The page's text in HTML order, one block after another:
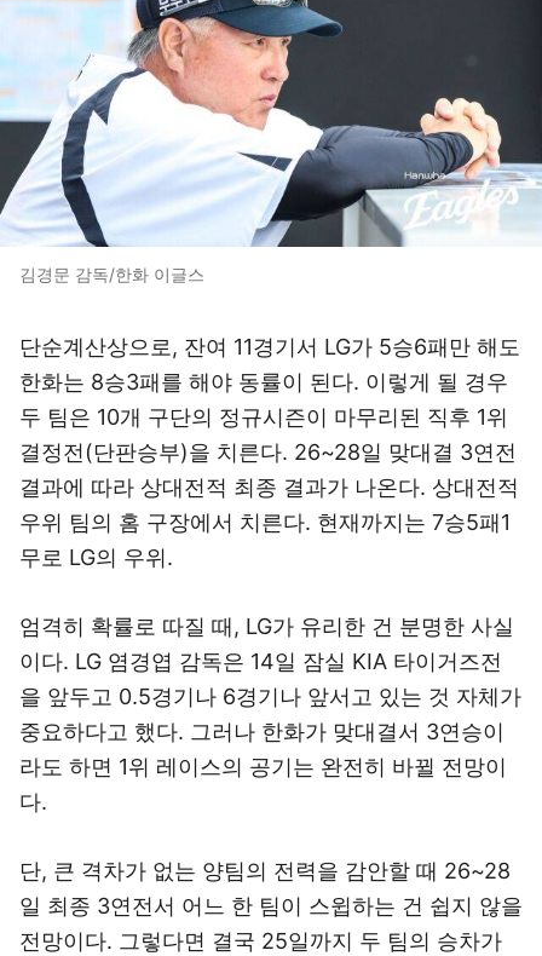
김경문 감독/한화 이글스
단순계산상으로, 잔여 11경기서 LG가 5승6패만 해도
한화는 8승3패를 해야 동률이 된다. 이렇게 될 경우
두 팀은 10개 구단의 정규시즌이 마무리된 직후 1위
결정전(단판승부)을 치른다. 26~28일 맞대결 3연전
결과에 따라 상대전적 최종 결과가 나온다. 상대전적
우위 팀의 홈 구장에서 치른다. 현재까지는 7승5패1
무로 LG의 우위.
엄격히 확률로 따질 때, LG가 유리한 건 분명한 사실
이다. LG 염경엽 감독은 14일 잠실 KIA 타이거즈전
을 앞두고 0.5경기나 6경기나 앞서고 있는 것 자체가
중요하다고 했다. 그러나 한화가 맞대결서 3연승이
라도 하면 1위 레이스의 공기는 완전히 바뀔 전망이
다.
단, 큰 격차가 없는 양팀의 전력을 감안할 때 26~28
일 최종 3연전서 어느 한 팀이 스윕하는 건 쉽지 않을
전망이다. 그렇다면 결국 25일까지 두 팀의 승차가